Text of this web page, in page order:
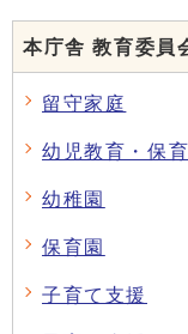
本庁舎 教育委員
留守家庭
幼児教育・保
幼稚園
保育園
子育て支援